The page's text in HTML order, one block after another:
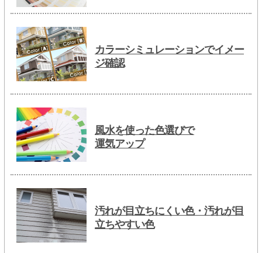
カラーシミュレーションでイメー
ジ確認
風水を使った色選びで
運気アップ
汚れが目立ちにくい色・汚れが目
立ちやすい色